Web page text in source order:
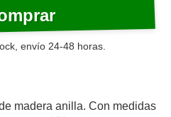
envío 24-48 horas.
madera anilla. Con medidas